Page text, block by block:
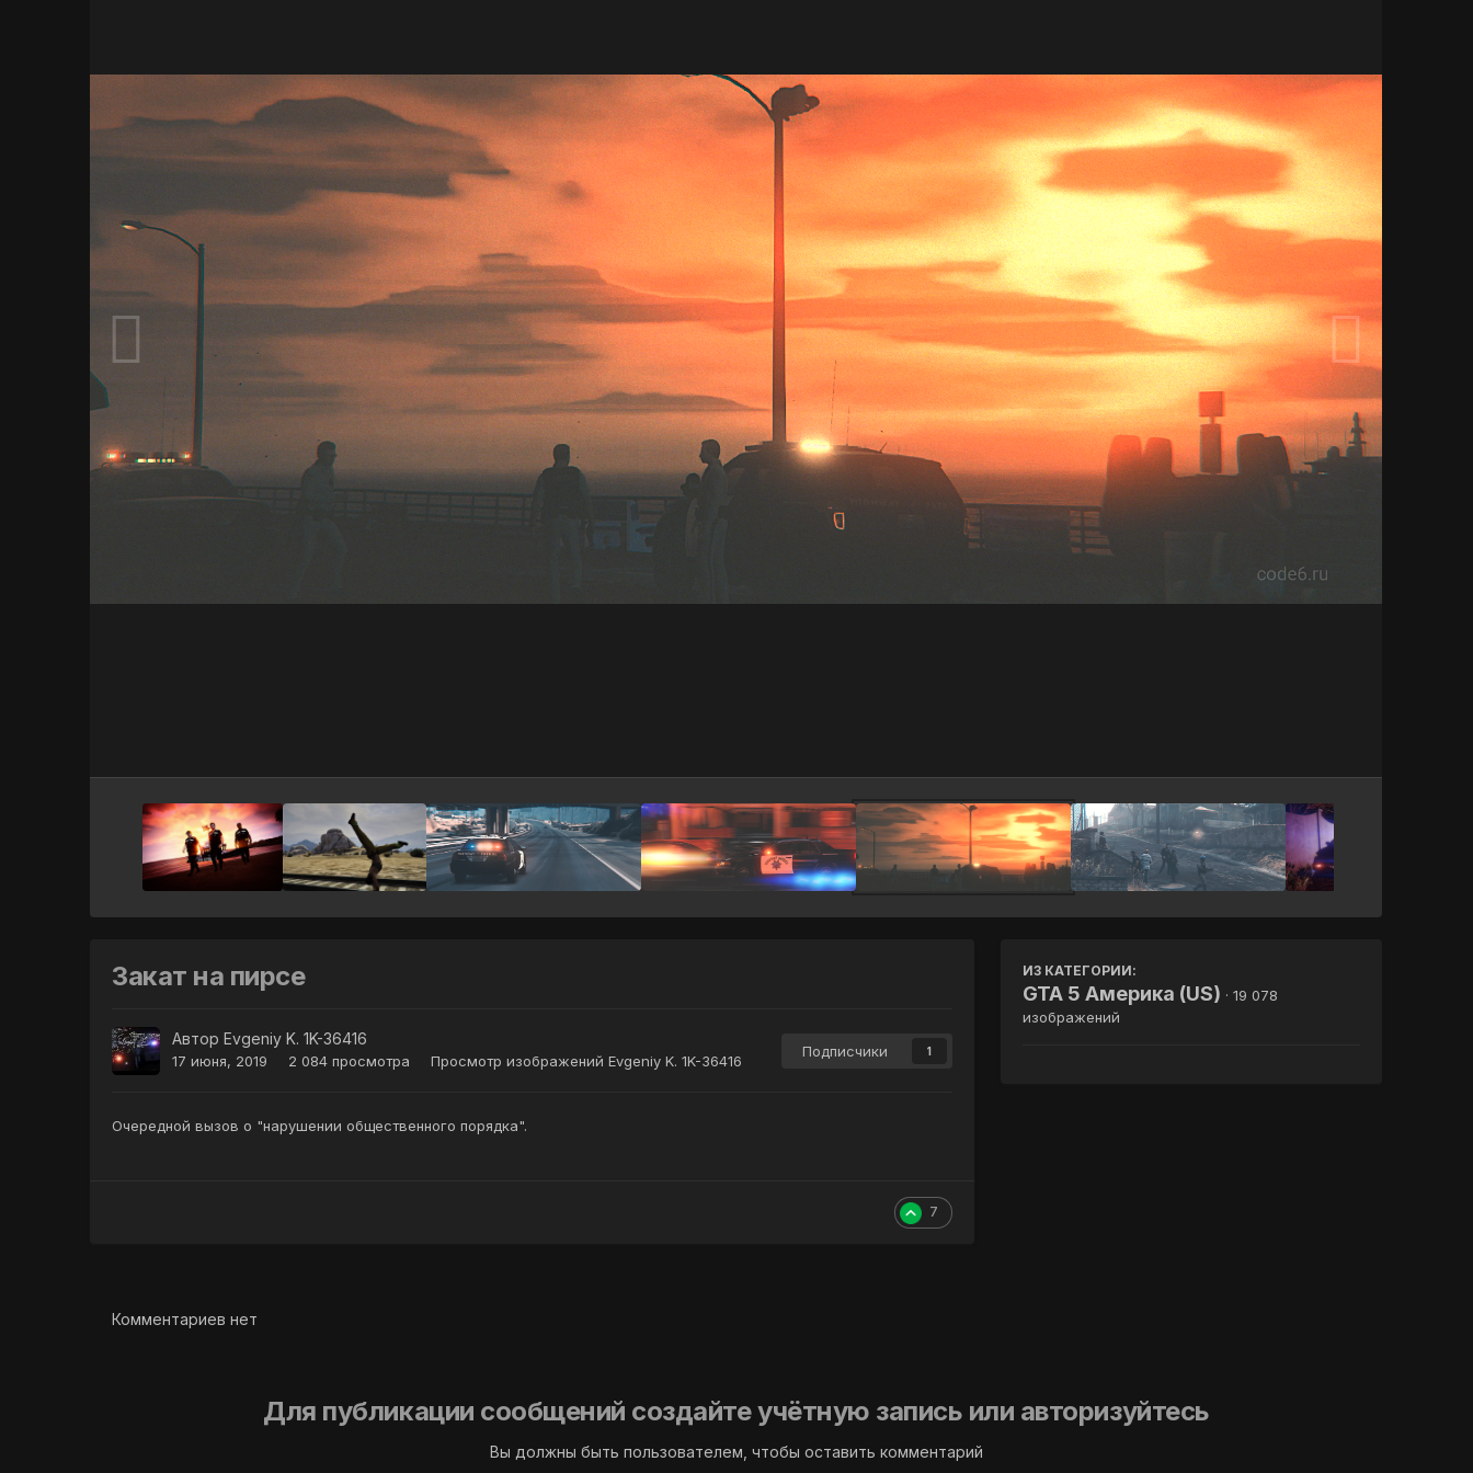
Закат на пирсе
АвторEvgeniy K. 1K-36416
17 июня, 2019 2 084 просмотра Просмотр изображений Evgeniy K. 1K-36416
Подписчики 1
Очередной вызов о "нарушении общественного порядка".
7
ИЗ КАТЕГОРИИ:
GTA 5 Америка (US) · 19 078
изображений
Комментариев нет
Для публикации сообщений создайте учётную запись или авторизуйтесь
Вы должны быть пользователем, чтобы оставить комментарий